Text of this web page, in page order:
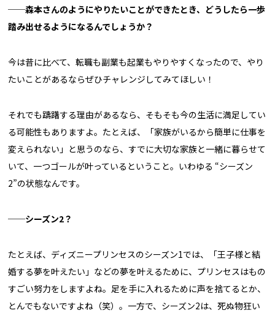
──森本さんのようにやりたいことができたとき、 どうしたら一歩
踏み出せるようになるんでしょうか？
今は昔に比べて、転職も副業も起業もやりやすくなったので、やり
たいことがあるならぜひチャレンジしてみてほしい！
それでも躊躇する理由があるなら、そもそも今の生活に満足してい
る可能性もありますよ。たとえば、「家族がいるから簡単に仕事を
変えられない」と思うのなら、すでに大切な家族と一緒に暮らせて
いて、一つゴールが叶っているということ。いわゆる “シーズン
2”の状態なんです。
──シーズン2？
たとえば、ディズニープリンセスのシーズン1では、「王子様と結
婚する夢を叶えたい」などの夢を叶えるために、プリンセスはもの
すごい努力をしますよね。足を手に入れるために声を捨てるとか、
とんでもないですよね（笑）。一方で、シーズン2は、死ぬ物狂い